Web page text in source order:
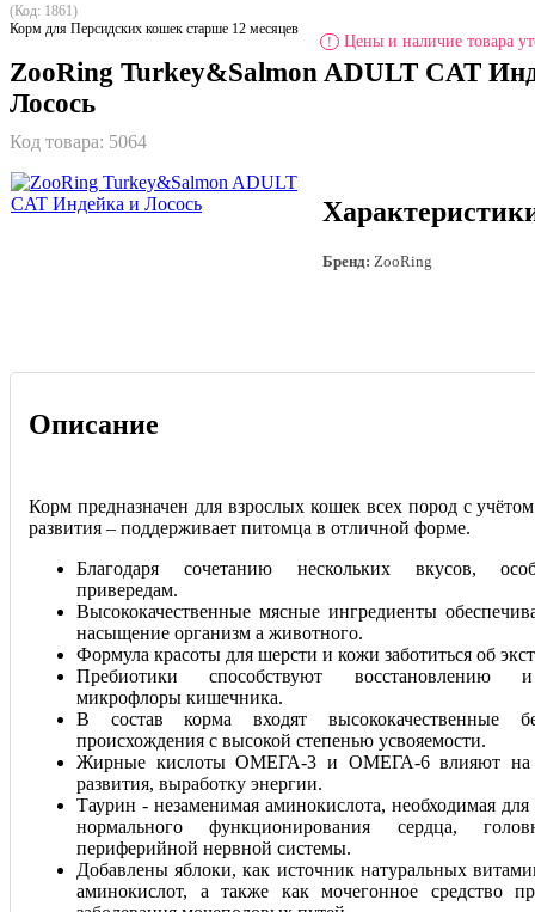
(Код: 1861)
Корм для Персидских кошек старше 12 месяцев
! Цены и наличие товара
ZooRing Turkey&Salmon ADULT CAT
Лосось
Код товара: 5064
Бренд: ZooRing
Описание
Корм предназначен для взрослых кошек всех пород с
развития – поддерживает питомца в отличной форме.
Благодаря сочетанию нескольких вкусов,
привередам.
Высококачественные мясные ингредиенты
насыщение организм а животного.
Формула красоты для шерсти и кожи заботиться об
Пребиотики способствуют восстановлению
микрофлоры кишечника.
В состав корма входят высококачественные
происхождения с высокой степенью усвояемости.
Жирные кислоты ОМЕГА-3 и ОМЕГА-6 влияют на
развития, выработку энергии.
Таурин - незаменимая аминокислота, необходимая для
нормального функционирования сердца,
периферийной нервной системы.
Добавлены яблоки, как источник натуральных
аминокислот, а также как мочегонное средство